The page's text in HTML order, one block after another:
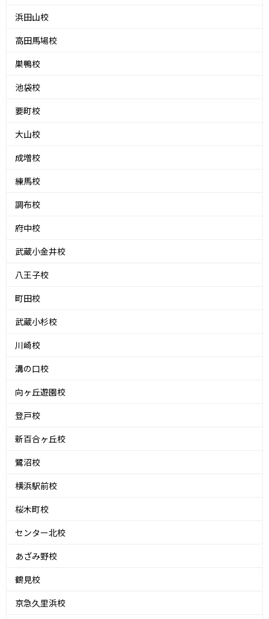
浜田山校
高田馬場校
巣鴨校
池袋校
要町校
大山校
成増校
練馬校
調布校
府中校
武蔵小金井校
八王子校
町田校
武蔵小杉校
川崎校
溝の口校
向ヶ丘遊園校
登戸校
新百合ヶ丘校
鷺沼校
横浜駅前校
桜木町校
センター北校
あざみ野校
鶴見校
京急久里浜校